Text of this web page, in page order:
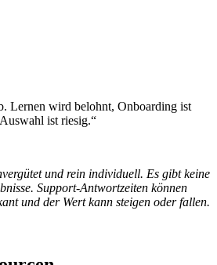
Lernen wird belohnt, Onboarding ist
ist riesig.“
und rein individuell. Es gibt keine
Support-Antwortzeiten können
und der Wert kann steigen oder fallen.